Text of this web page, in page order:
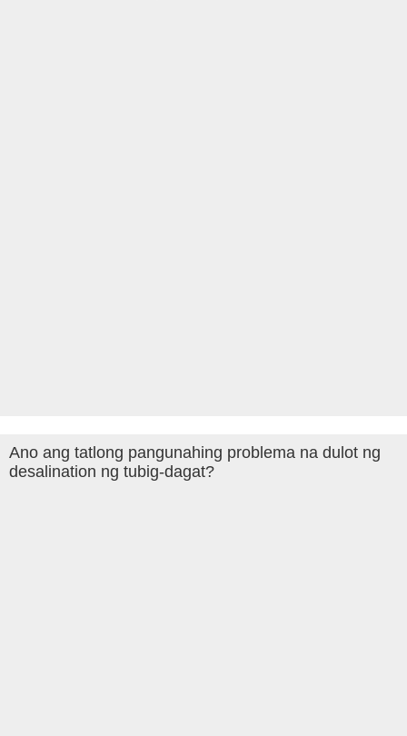
Ano ang tatlong pangunahing problema na dulot ng
desalination ng tubig-dagat?